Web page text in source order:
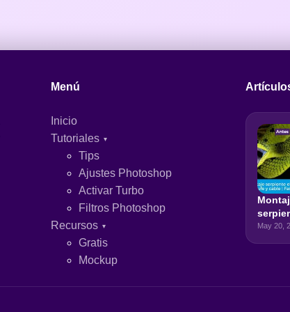
Menú
Inicio
Tutoriales
Tips
Ajustes Photoshop
Activar Turbo
Filtros Photoshop
Recursos
Gratis
Mockup
May 20,